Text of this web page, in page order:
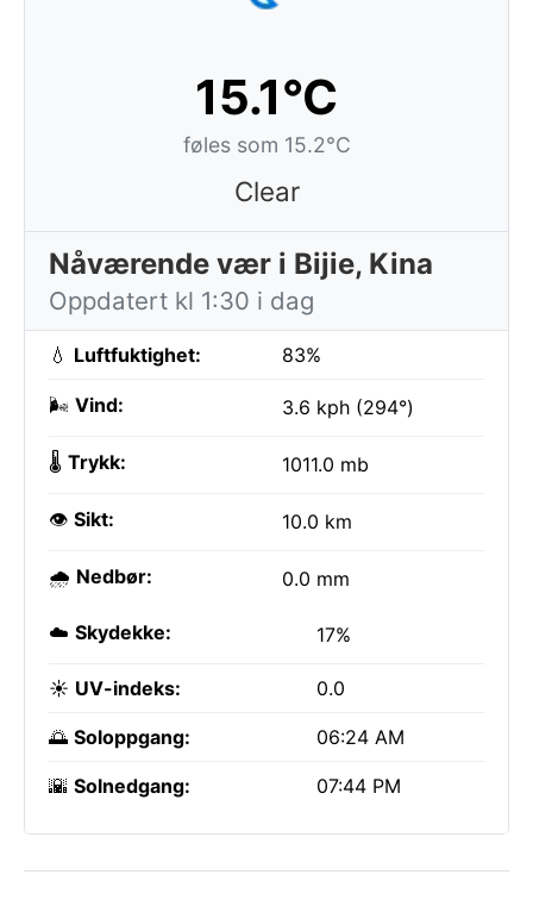
15.1°C
føles som 15.2°C
Clear
Nåværende vær i Bijie, Kina
Oppdatert kl 1:30 i dag
💧 Luftfuktighet: 83%
🌬️ Vind: 3.6 kph (294°)
🌡️ Trykk: 1011.0 mb
👁️ Sikt: 10.0 km
🌧️ Nedbør: 0.0 mm
☁️ Skydekke: 17%
☀️ UV-indeks: 0.0
🌅 Soloppgang: 06:24 AM
🌇 Solnedgang: 07:44 PM